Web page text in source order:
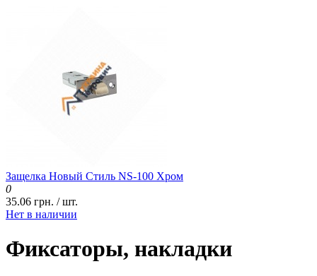
Защелка Новый Стиль NS-100 Хром
0
35.06 грн. / шт.
Нет в наличии
Фиксаторы, накладки